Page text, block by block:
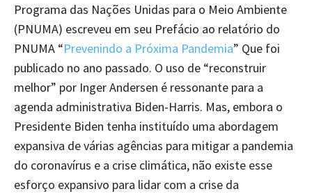
Programa das Nações Unidas para o Meio Ambiente
(PNUMA) escreveu em seu Prefácio ao relatório do
PNUMA “Prevenindo a Próxima Pandemia” Que foi
publicado no ano passado. O uso de “reconstruir
melhor” por Inger Andersen é ressonante para a
agenda administrativa Biden-Harris. Mas, embora o
Presidente Biden tenha instituído uma abordagem
expansiva de várias agências para mitigar a pandemia
do coronavírus e a crise climática, não existe esse
esforço expansivo para lidar com a crise da